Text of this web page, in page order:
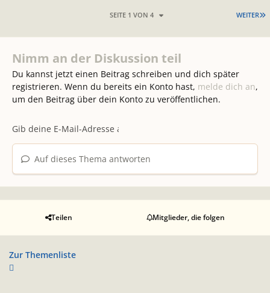
WEITER
SEITE 1 VON 4
Nimm an der Diskussion teil
Du kannst jetzt einen Beitrag schreiben und dich später
registrieren. Wenn du bereits ein Konto hast, melde dich an,
um den Beitrag über dein Konto zu veröffentlichen.
Auf dieses Thema antworten
Teilen Mitglieder, die folgen
Zur Themenliste